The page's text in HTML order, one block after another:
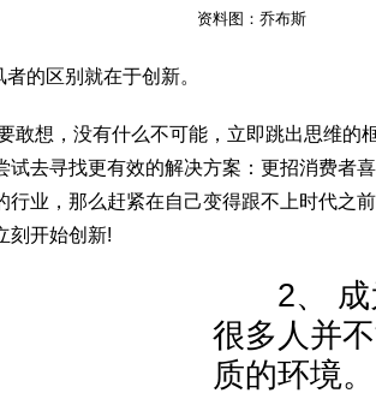
资料图：乔布斯
区别就在于创新。
想，没有什么不可能，立即跳出思维的
试去寻找更有效的解决方案：更招消费者
行业，那么赶紧在自己变得跟不上时代之
刻开始创新!
2、 成
很多人并
质的环境。